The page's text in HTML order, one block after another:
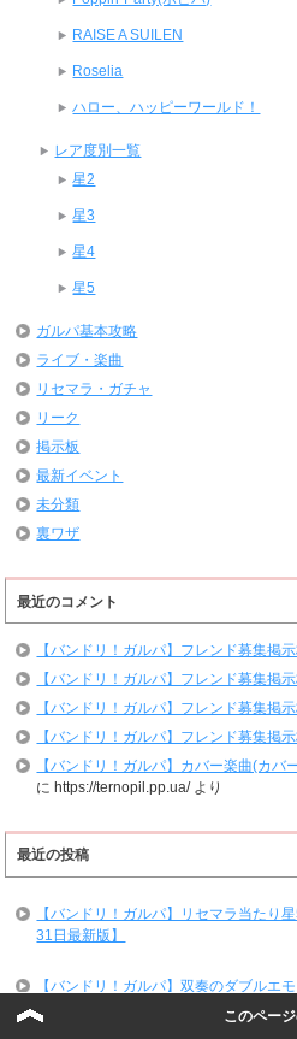
RAISE A SUILEN
Roselia
ハロー、ハッピーワールド！
レア度別一覧
星2
星3
星4
星5
ガルパ基本攻略
ライブ・楽曲
リセマラ・ガチャ
リーク
掲示板
最新イベント
未分類
裏ワザ
最近のコメント
【バンドリ！ガルパ】フレンド募集掲
【バンドリ！ガルパ】フレンド募集掲
【バンドリ！ガルパ】フレンド募集掲
【バンドリ！ガルパ】フレンド募集掲
【バンドリ！ガルパ】カバー楽曲(カ
にhttps://ternopil.pp.ua/より
最近の投稿
【バンドリ！ガルパ】リセマラ当たり
31日最新版】
【バンドリ！ガルパ】双奏のダブルエ
このペー